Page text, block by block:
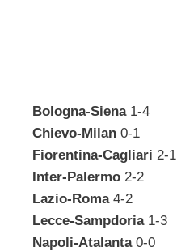
Bologna-Siena 1-4
Chievo-Milan 0-1
Fiorentina-Cagliari 2-1
Inter-Palermo 2-2
Lazio-Roma4-2
Lecce-Sampdoria1-3
Napoli-Atalanta0-0